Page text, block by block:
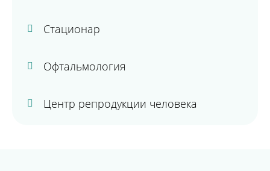
Стационар
Офтальмология
Центр репродукции человека